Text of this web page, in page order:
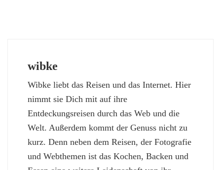
wibke
Wibke liebt das Reisen und das Internet. Hier
nimmt sie Dich mit auf ihre
Entdeckungsreisen durch das Web und die
Welt. Außerdem kommt der Genuss nicht zu
kurz. Denn neben dem Reisen, der Fotografie
und Webthemen ist das Kochen, Backen und